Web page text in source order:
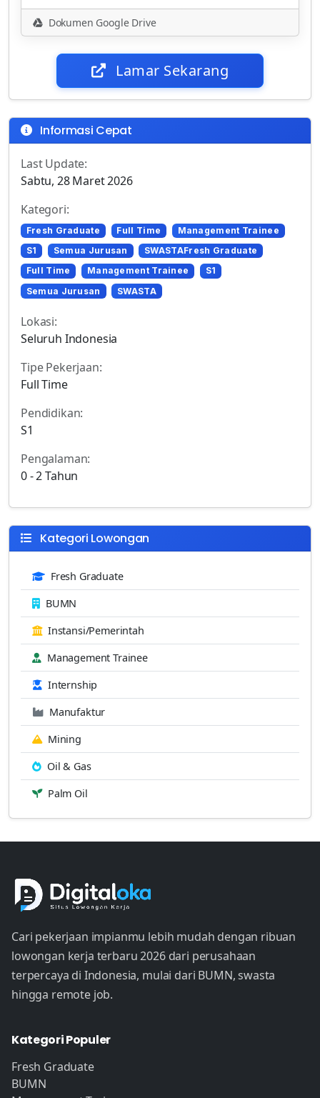
Dokumen Google Drive
Lamar Sekarang
Informasi Cepat
Last Update:
Sabtu, 28 Maret 2026
Kategori:
Fresh Graduate Full Time
Management Trainee
S1
Semua Jurusan
SWASTAFresh Graduate
Full Time
Management Trainee
S1
Semua Jurusan
SWASTA
Lokasi:
Seluruh Indonesia
Tipe Pekerjaan:
Full Time
Pendidikan:
S1
Pengalaman:
0 - 2 Tahun
Kategori Lowongan
Fresh Graduate
BUMN
Instansi/Pemerintah
Management Trainee
Internship
Manufaktur
Mining
Oil & Gas
Palm Oil
Cari pekerjaan impianmu lebih mudah dengan ribuan
lowongan kerja terbaru 2026 dari perusahaan
terpercaya di Indonesia, mulai dari BUMN, swasta
hingga remote job.
Kategori Populer
Fresh Graduate
BUMN